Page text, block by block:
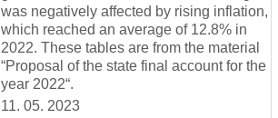
was negatively affected by rising inflation,
which reached an average of 12.8% in
2022. These tables are from the material
“Proposal of the state final account for the
year 2022“.
11. 05. 2023